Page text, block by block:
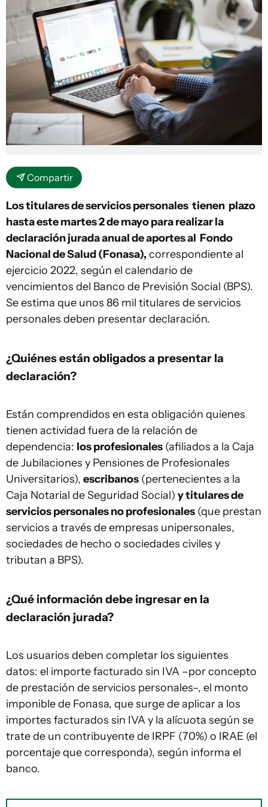
Compartir
Los titulares de servicios personales tienen plazo
hasta este martes 2 de mayo para realizar la
declaración jurada anual de aportes al Fondo
Nacional de Salud (Fonasa), correspondiente al
ejercicio 2022, según el calendario de
vencimientos del Banco de Previsión Social (BPS).
Se estima que unos 86 mil titulares de servicios
personales deben presentar declaración.
¿Quiénes están obligados a presentar la
declaración?
Están comprendidos en esta obligación quienes
tienen actividad fuera de la relación de
dependencia: los profesionales (afiliados a la Caja
de Jubilaciones y Pensiones de Profesionales
Universitarios), escribanos (pertenecientes a la
Caja Notarial de Seguridad Social) y titulares de
servicios personales no profesionales (que prestan
servicios a través de empresas unipersonales,
sociedades de hecho o sociedades civiles y
tributan a BPS).
¿Qué información debe ingresar en la
declaración jurada?
Los usuarios deben completar los siguientes
datos: el importe facturado sin IVA –por concepto
de prestación de servicios personales–, el monto
imponible de Fonasa, que surge de aplicar a los
importes facturados sin IVA y la alícuota según se
trate de un contribuyente de IRPF (70%) o IRAE (el
porcentaje que corresponda), según informa el
banco.